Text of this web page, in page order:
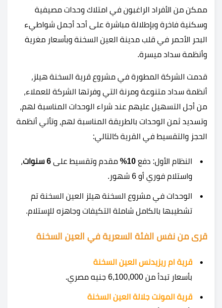
ممكن من الأفراد الراغبون في امتلاك وحدات مصيفية
وسكنية فاخرة وبإطلالة مباشرة على أحد أجمل شواطيء
البحر الأحمر في قلب مدينة العين السخنة وبأسعار مغرية
وأنظمة سداد ميسرة.
قدمت الشركة المطورة في مشروع قرية السخنة هيلز،
أنظمة سداد متنوعة ومرنة التي وفرتها الشركة للعملاء،
من أجل التسهيل عليهم عند شراء الوحدات المناسبة لهم،
وتسديد ثمن الوحدات بالطريقة المناسبة لهم، وتأتي أنظمة
الحجز والتقسيط في القرية كالتالي:
النظام الأول: دفع 10% مقدم وتقسيط على 6 سنوات
،
واستلام فوري أو 6 شهور.
الوحدات في مشروع السخنة هيلز العين السخنة تم
تشطيبها بالكامل شاملة التكيفات وجاهزه للإستلام.
قرى من نفس الفئة السعرية في العين السخنة
قرية ام ريزيدنس العين السخنة
بأسعار تبدأ من 6,100,000 جنيه مصري.
قرية المونت جلالة العين السخنة